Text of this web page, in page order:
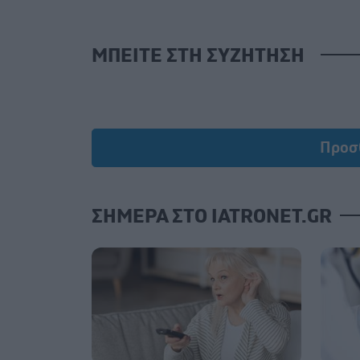
ΜΠΕΙΤΕ ΣΤΗ ΣΥΖΗΤΗΣΗ
ΣΗΜΕΡΑ ΣΤΟ IATRONET.GR